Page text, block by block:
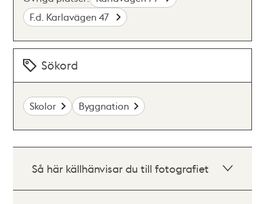
F.d. Karlavägen 47
Sökord
Skolor Byggnation
Så här källhänvisar du till fotografiet